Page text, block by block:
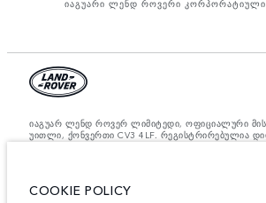
იაგუარი ლენდ როვერი კორპორატიული
იაგუარ ლენდ როვერ ლიმიტედი, ოფიციალური
უითლი, ქონვერთი CV3 4LF. რეგისტრირებულია
ნომრით: 1672070. ევროკავშირის კანონდებლობის
მითითებულია მხოლოდ შედარებითი მიზნისათვის.
COOKIE POLICY